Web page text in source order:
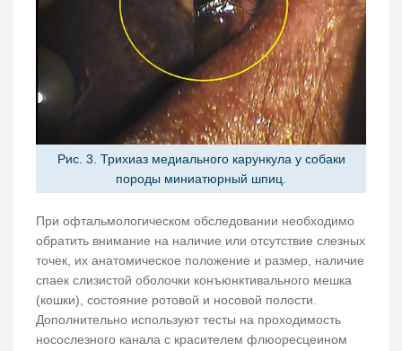
Рис. 3. Трихиаз медиального карункула у собаки
породы миниатюрный шпиц.
При офтальмологическом обследовании необходимо
обратить внимание на наличие или отсутствие слезных
точек, их анатомическое положение и размер, наличие
спаек слизистой оболочки конъюнктивального мешка
(кошки), состояние ротовой и носовой полости.
Дополнительно используют тесты на проходимость
носослезного канала с красителем флюоресцеином